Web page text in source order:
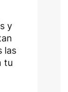
y
las
tu